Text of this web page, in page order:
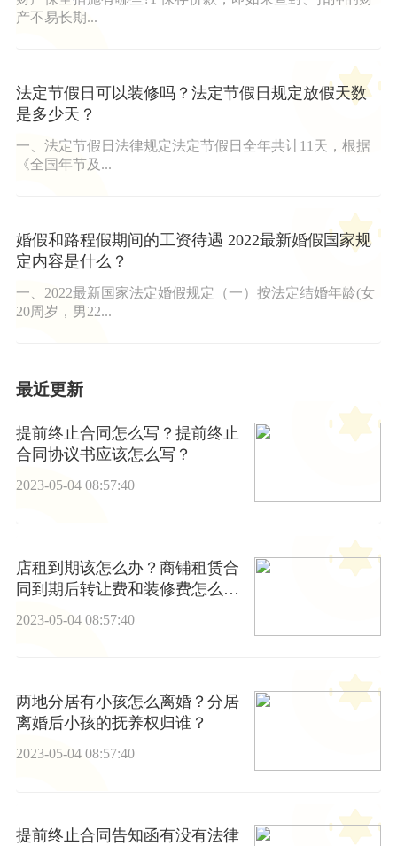
产不易长期...
法定节假日可以装修吗？法定节假日规定放假天数
是多少天？
一、法定节假日法律规定法定节假日全年共计11天，根据
《全国年节及...
婚假和路程假期间的工资待遇 2022最新婚假国家规
定内容是什么？
一、2022最新国家法定婚假规定（一）按法定结婚年龄(女
20周岁，男22...
最近更新
提前终止合同怎么写？提前终止
合同协议书应该怎么写？
2023-05-04 08:57:40
店租到期该怎么办？商铺租赁合
同到期后转让费和装修费怎么
2023-05-04 08:57:40
两地分居有小孩怎么离婚？分居
离婚后小孩的抚养权归谁？
2023-05-04 08:57:40
提前终止合同告知函有没有法律